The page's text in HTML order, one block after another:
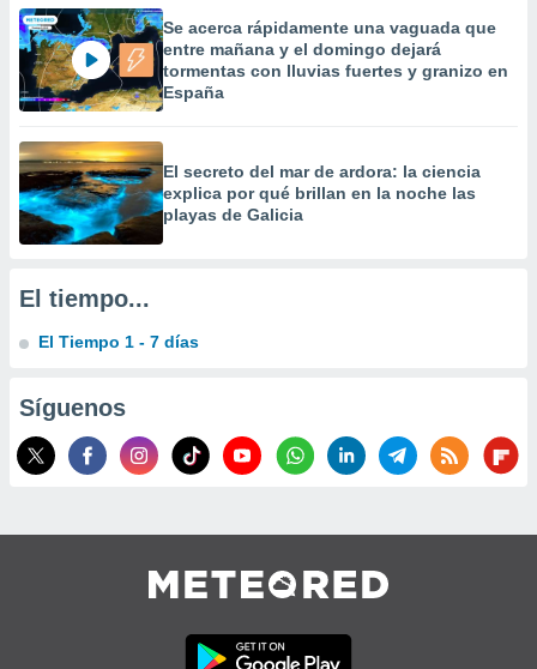
crear un
uso de
la
medir el
de la
el
del
o a través
de
uso de
e
Se acerca rápidamente una vaguada que
entre mañana y el domingo dejará
tormentas con lluvias fuertes y granizo en
España
El secreto del mar de ardora: la ciencia
explica por qué brillan en la noche las
playas de Galicia
El tiempo...
El Tiempo 1 - 7 días
Síguenos